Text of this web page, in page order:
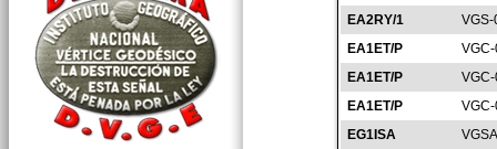
EA2RY/1
EA1ET/P
EA1ET/P
EA1ET/P
EG1ISA